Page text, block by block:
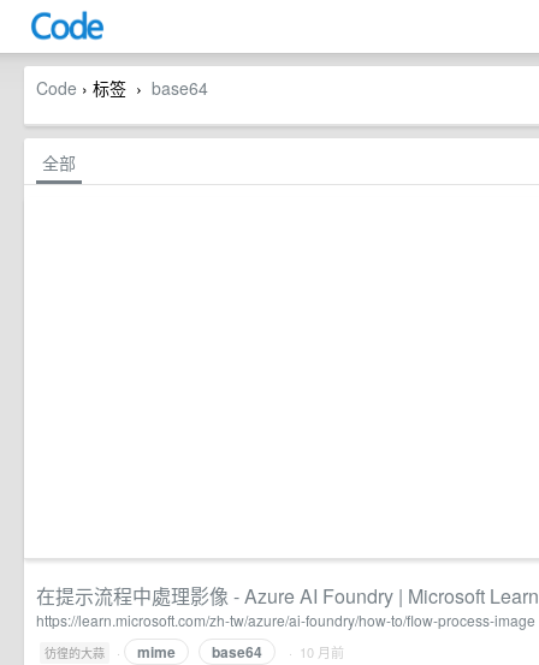
Code › 标签 › base64
全部
在提示流程中處理影像 - Azure AI Foundry | Microsoft Learn
https://learn.microsoft.com/zh-tw/azure/ai-foundry/how-to/flow-process-image
彷徨的大蒜 · mime base64 · 10 月前